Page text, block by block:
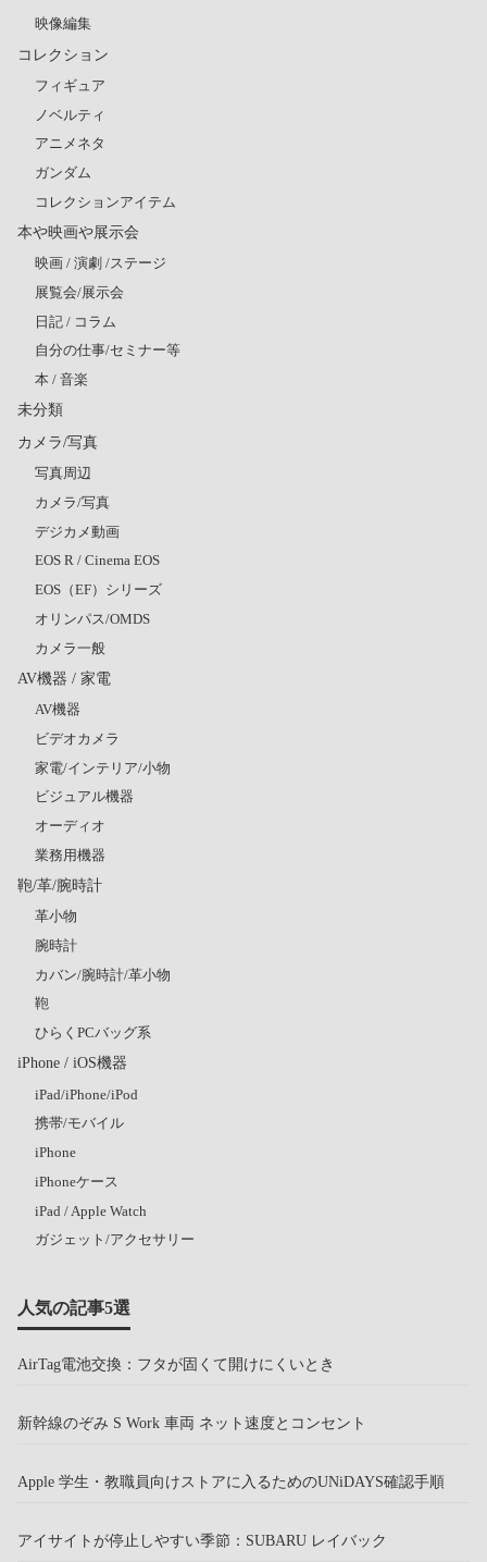
映像編集
コレクション
フィギュア
ノベルティ
アニメネタ
ガンダム
コレクションアイテム
本や映画や展示会
映画 / 演劇 /ステージ
展覧会/展示会
日記 / コラム
自分の仕事/セミナー等
本 / 音楽
未分類
カメラ/写真
写真周辺
カメラ/写真
デジカメ動画
EOS R / Cinema EOS
EOS（EF）シリーズ
オリンパス/OMDS
カメラ一般
AV機器 / 家電
AV機器
ビデオカメラ
家電/インテリア/小物
ビジュアル機器
オーディオ
業務用機器
鞄/革/腕時計
革小物
腕時計
カバン/腕時計/革小物
鞄
ひらくPCバッグ系
iPhone / iOS機器
iPad/iPhone/iPod
携帯/モバイル
iPhone
iPhoneケース
iPad / Apple Watch
ガジェット/アクセサリー
人気の記事5選
AirTag電池交換：フタが固くて開けにくいとき
新幹線のぞみ S Work 車両 ネット速度とコンセント
Apple 学生・教職員向けストアに入るためのUNiDAYS確認手順
アイサイトが停止しやすい季節：SUBARU レイバック